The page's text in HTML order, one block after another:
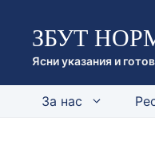
съдържанието
ЗБУТ
Ясни указания и
За нас